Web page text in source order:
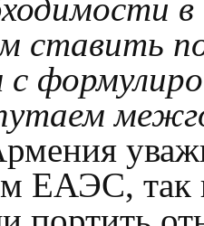
ставить
с
ЕАЭС, так